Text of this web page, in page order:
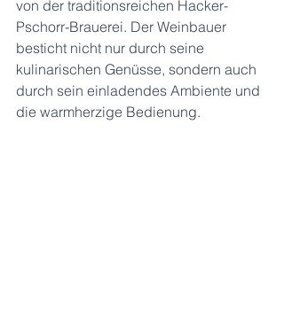
von der traditionsreichen Hacker-
Pschorr-Brauerei. Der Weinbauer
besticht nicht nur durch seine
kulinarischen Genüsse, sondern auch
durch sein einladendes Ambiente und
die warmherzige Bedienung.